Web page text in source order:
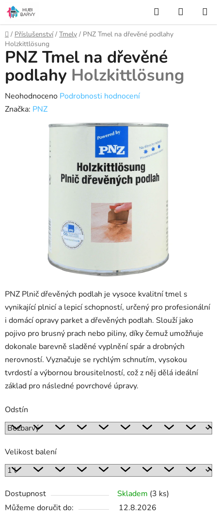
Přejít
na
obsah
Hledat
KOŠÍK
Domů
/ Příslušenství / Tmely / PNZ Tmel na dřevěné podlahy
Holzkittlösung
PNZ Plnič dřevěných podlah je vysoce kvalitní tmel s
vynikající plnicí a lepicí schopností, určený pro profesionální
i domácí opravy parket a dřevěných podlah. Slouží jako
pojivo pro brusný prach nebo piliny, díky čemuž umožňuje
dokonale barevně sladěné vyplnění spár a drobných
nerovností. Vyznačuje se rychlým schnutím, vysokou
tvrdostí a výbornou brousitelností, což z něj dělá ideální
základ pro následné povrchové úpravy.
Odstín
Velikost balení
Dostupnost Skladem (3 ks)
Můžeme doručit do:
12.8.2026
PNZ Tmel na dřevěné
podlahy Holzkittlösung
Průměrné
hodnocení
Neohodnoceno Podrobnosti hodnocení
Značka: PNZ